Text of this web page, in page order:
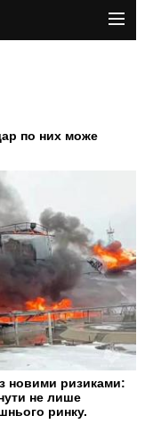
по них може
новими ризиками:
не лише
ринку.